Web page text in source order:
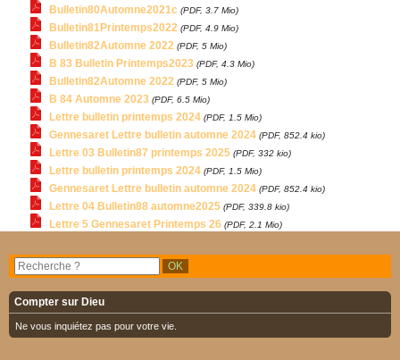
Bulletin80Automne2021c (PDF, 3.7 Mio)
Bulletin81Printemps2022 (PDF, 4.9 Mio)
Bulletin82Automne 2022 (PDF, 5 Mio)
B 83 Bulletin Printemps2023 (PDF, 4.3 Mio)
Bulletin82Automne 2022 (PDF, 5 Mio)
B 84 Automne 2023 (PDF, 6.5 Mio)
Lettre bulletin printemps 2024 (PDF, 1.5 Mio)
Gennesaret Lettre bulletin automne 2024 (PDF, 852.4 kio)
Lettre 03 Bulletin87 printemps 2025 (PDF, 332 kio)
Lettre bulletin printemps 2024 (PDF, 1.5 Mio)
Gennesaret Lettre bulletin automne 2024 (PDF, 852.4 kio)
Lettre 04 Bulletin88 automne2025 (PDF, 339.8 kio)
Lettre 5 Gennesaret Printemps 26 (PDF, 2.1 Mio)
Compter sur Dieu
Ne vous inquiétez pas pour votre vie.